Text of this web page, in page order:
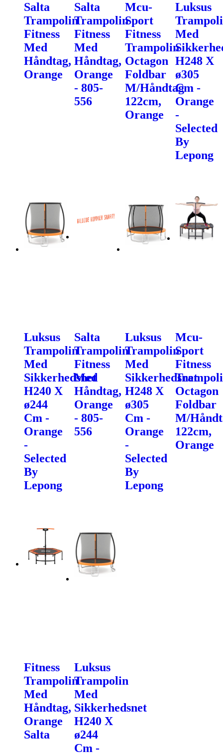
Salta
Trampolin
Fitness
Med
Håndtag,
Orange
Salta
Trampolin
Fitness
Med
Håndtag,
Orange
- 805-
556
Mcu-
Sport
Fitness
Trampolin
Octagon
Foldbar
M/Håndtag
122cm,
Orange
Luksus
Med
H248 X
ø305
Cm -
Orange
-
Selected
By
Lepong
Luksus
Trampolin
Med
Sikkerhedsnet
H240 X
ø244
Cm -
Orange
-
Selected
By
Lepong
Salta
Trampolin
Fitness
Med
Håndtag,
Orange
- 805-
556
Luksus
Trampolin
Med
Sikkerhedsnet
H248 X
ø305
Cm -
Orange
-
Selected
By
Lepong
Mcu-
Sport
Fitness
Octagon
Foldbar
M/
122cm,
Orange
Fitness
Trampolin
Med
Håndtag,
Orange
Salta
Luksus
Trampolin
Med
Sikkerhedsnet
H240 X
ø244
Cm -